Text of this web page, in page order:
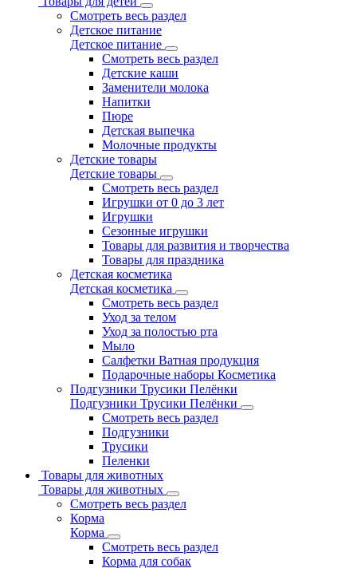
Смотреть весь раздел
Детское питание
Детское питание
Смотреть весь раздел
Детские каши
Заменители молока
Напитки
Пюре
Детская выпечка
Молочные продукты
Детские товары
Детские товары
Смотреть весь раздел
Игрушки от 0 до 3 лет
Игрушки
Сезонные игрушки
Товары для развития и творчества
Товары для праздника
Детская косметика
Детская косметика
Смотреть весь раздел
Уход за телом
Уход за полостью рта
Мыло
Салфетки Ватная продукция
Подарочные наборы Косметика
Подгузники Трусики Пелёнки
Подгузники Трусики Пелёнки
Смотреть весь раздел
Подгузники
Трусики
Пеленки
Товары для животных
Товары для животных
Смотреть весь раздел
Корма
Корма
Смотреть весь раздел
Корма для собак